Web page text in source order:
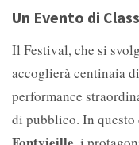
Un Evento di
Il Festival, che si
accoglierà centinaia
performance
di pubblico. In questo